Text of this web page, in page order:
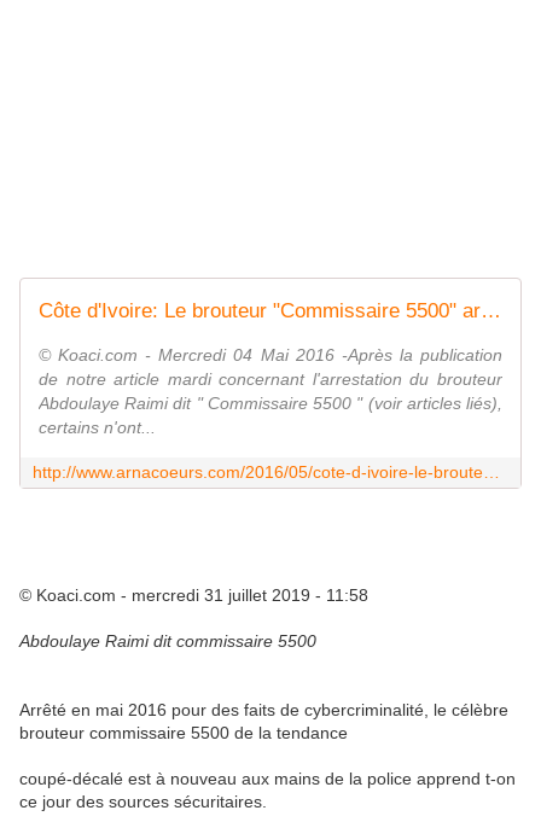
Côte d'Ivoire: Le brouteur "Commissaire 5500" arrêté et déféré - Arnacoeurs Côte d'Ivoire ©
© Koaci.com - Mercredi 04 Mai 2016 -Après la publication
de notre article mardi concernant l'arrestation du brouteur
Abdoulaye Raimi dit " Commissaire 5500 " (voir articles liés),
certains n'ont...
© Koaci.com - mercredi 31 juillet 2019 - 11:58
Abdoulaye Raimiditcommissaire 5500
Arrêté en mai 2016 pour des faits de cybercriminalité, le célèbre
brouteur commissaire 5500 de la tendance
coupé-décalé est à nouveau aux mains de la police apprend t-on
ce jour des sources sécuritaires.